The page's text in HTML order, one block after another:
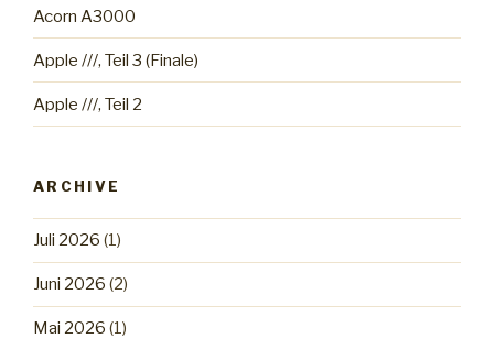
Acorn A3000
Apple ///, Teil 3 (Finale)
Apple ///, Teil 2
ARCHIVE
Juli 2026 (1)
Juni 2026 (2)
Mai 2026 (1)